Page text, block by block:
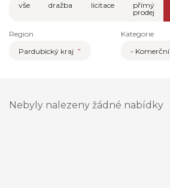
vše
dražba licitace
přímý
prodej
Region
Pardubický kraj
Kategorie
- Komerční
Nebyly nalezeny žádné nabídky